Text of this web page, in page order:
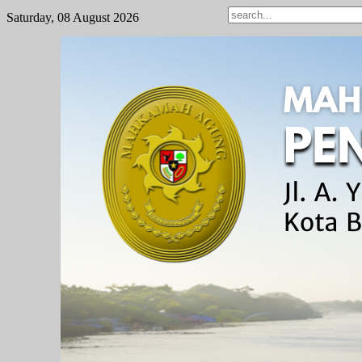
Saturday, 08 August 2026